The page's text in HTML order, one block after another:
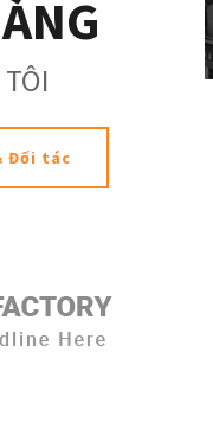
Đối tác